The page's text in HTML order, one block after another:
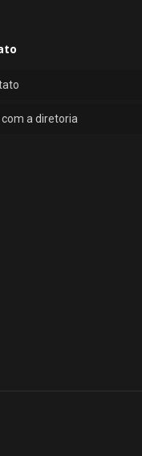
com a diretoria